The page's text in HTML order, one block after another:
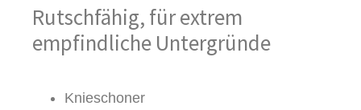
Rutschfähig, für extrem
empfindliche Untergründe
Knieschoner